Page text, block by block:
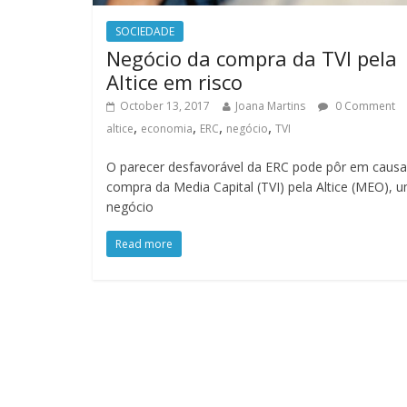
SOCIEDADE
Negócio da compra da TVI pela
Altice em risco
October 13, 2017 Joana Martins
0 Comment
altice, economia, ERC, negócio, TVI
O parecer desfavorável da ERC pode pôr em
compra da Media Capital (TVI) pela Altice (MEO),
negócio
Read more